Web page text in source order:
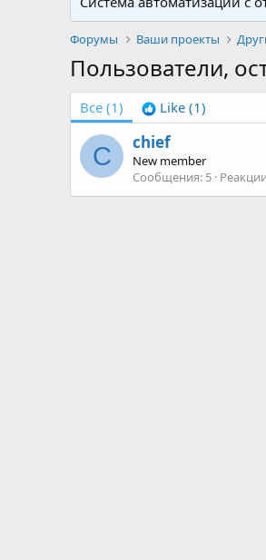
Форумы Ваши проекты
Пользователи,
Все (1) Like (1)
C chief
New member
Сообщения 5